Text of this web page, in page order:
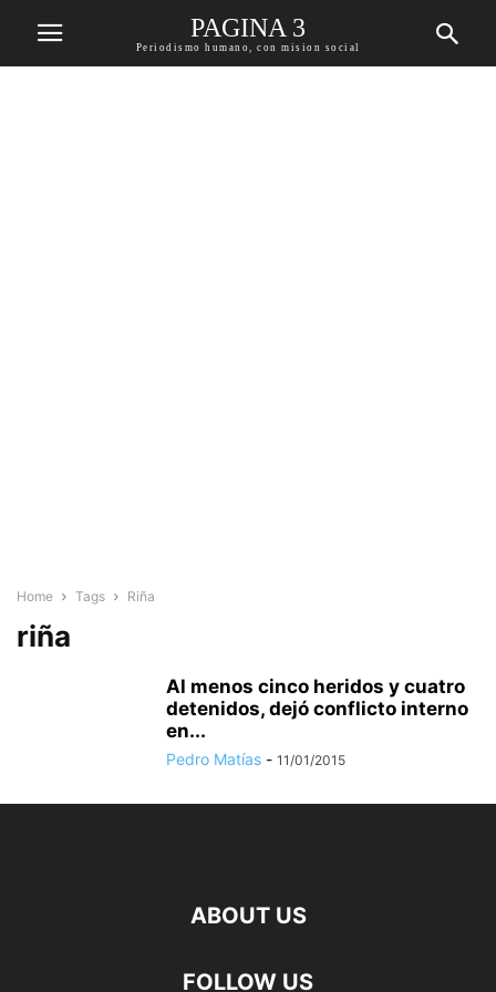
PAGINA 3
Periodismo humano, con mision social
Home Tags Riña
riña
Al menos cinco heridos y cuatro
detenidos, dejó conflicto interno
en...
Pedro Matías - 11/01/2015
ABOUT US
FOLLOW US